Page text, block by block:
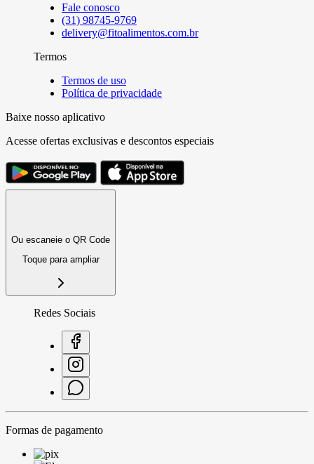
Fale conosco
(31) 98745-9769
delivery@fitoalimentos.com.br
Termos
Termos de uso
Política de privacidade
Baixe nosso aplicativo
Acesse ofertas exclusivas e descontos especiais
Ou escaneie o QR Code
Toque para ampliar
Redes Sociais
Formas de pagamento